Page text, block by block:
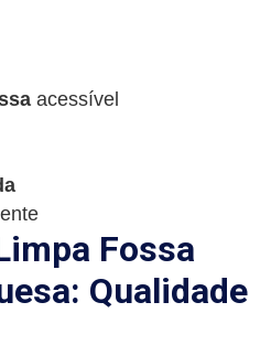
acessível
Fossa
Qualidade